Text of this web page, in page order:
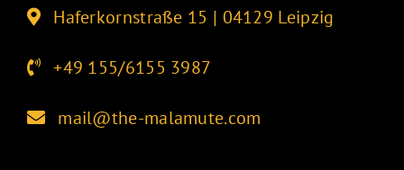
Haferkornstraße 15 | 04129 Leipzig
+49 155/6155 3987
mail@the-malamute.com